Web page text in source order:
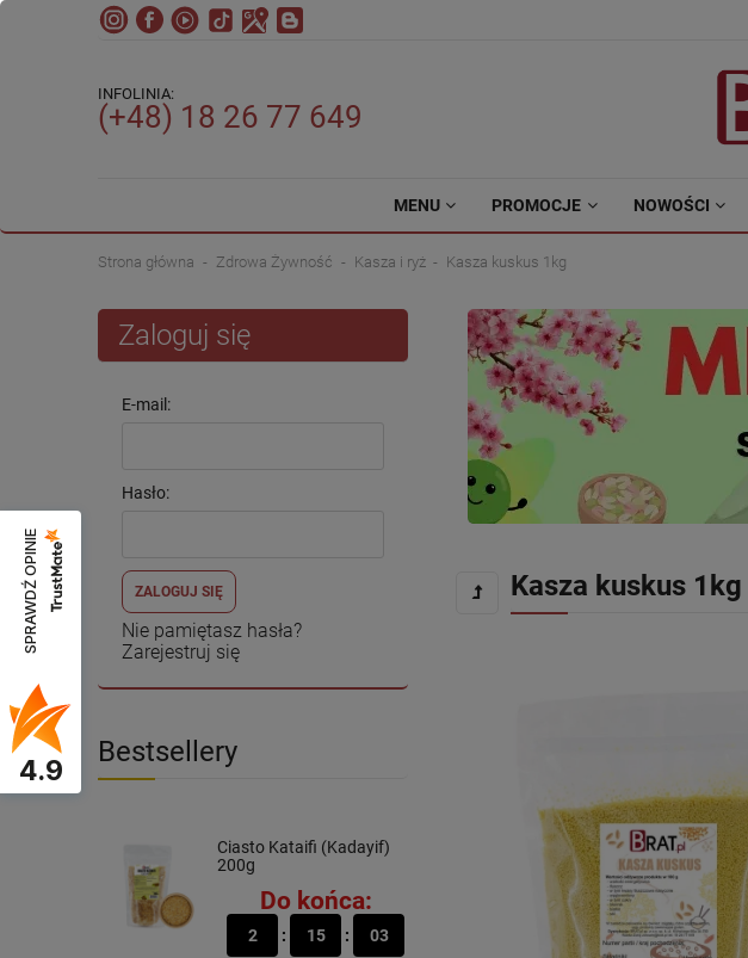
INFOLINIA:
(+48) 18 26 77 649
MENU PROMOCJE NOWOŚCI
Strona główna Zdrowa Żywność Kasza i ryż Kasza kuskus 1kg
Zaloguj się
E-mail:
Hasło:
ZALOGUJ SIĘ
Nie pamiętasz hasła?
Zarejestruj się
Bestsellery
Ciasto Kataifi (Kadayif)
200g
Do końca:
2
15
03
Kasza kuskus 1kg
SPRAWDŹ OPINIE
4.9